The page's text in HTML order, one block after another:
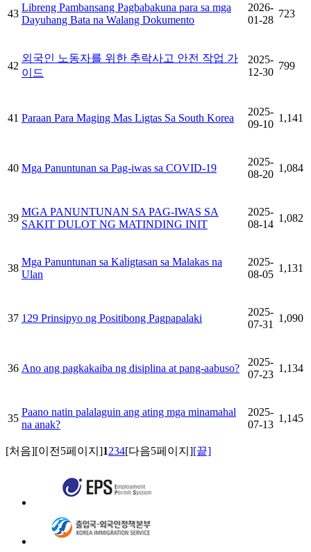
43
Libreng Pambansang Pagbabakuna para sa mga
Dayuhang Bata na Walang Dokumento
2026-
01-28
723
42
외국인 노동자를 위한 추락사고 안전 작업 가
이드
2025-
12-30
799
41 Paraan Para Maging Mas Ligtas Sa South Korea
2025-
09-10
1,141
40 Mga Panuntunan sa Pag-iwas sa COVID-19
2025-
08-20
1,084
39
MGA PANUNTUNAN SA PAG-IWAS SA
SAKIT DULOT NG MATINDING INIT
2025-
08-14
1,082
38
Mga Panuntunan sa Kaligtasan sa Malakas na
Ulan
2025-
08-05
1,131
37 129 Prinsipyo ng Positibong Pagpapalaki
2025-
07-31
1,090
36 Ano ang pagkakaiba ng disiplina at pang-aabuso?
2025-
07-23
1,134
35
Paano natin palalaguin ang ating mga minamahal
na anak?
2025-
07-13
1,145
[처음][이전5페이지]1234[다음5페이지][끝]